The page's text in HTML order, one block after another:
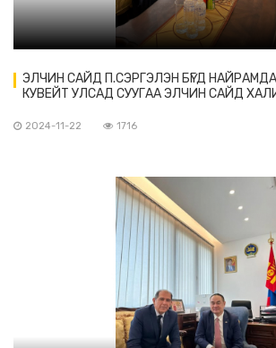
ЭЛЧИН САЙД П.СЭРГЭЛЭН БҮГД
КУВЕЙТ УЛСАД СУУГАА ЭЛЧИН САЙД
2024-11-22 1716